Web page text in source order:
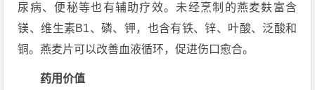
尿病、便秘等也有辅助疗效。未经烹制的燕麦麸富含
镁、维生素B1、磷、钾，也含有铁、锌、叶酸、泛酸和
铜。燕麦片可以改善血液循环，促进伤口愈合。
药用价值